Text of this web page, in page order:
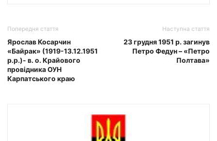
Попередня стаття
Ярослав Косарчин
«Байрак» (1919-13.12.1951
р.р.)- в. о. Крайового
провідника ОУН
Карпатського краю
Наступна стаття
23 грудня 1951 р. загинув
Петро Федун – «Петро
Полтава»